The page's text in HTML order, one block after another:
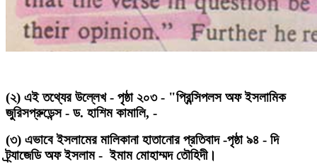
(২) এই তথ্যের উল্লেখ - পৃষ্ঠা ২০৩ - "প্রিন্সিপলস অফ ইসলামিক
জুরিসপ্রুডেন্স - ড. হাশিম কামালি, -
(৩) এভাবে ইসলামের মালিকানা হাতানোর প্রতিবাদ -পৃষ্ঠা ৯৪ - দি
ট্র্যাজেডি অফ ইসলাম - ইমাম মোহাম্মদ তৌহিদী।